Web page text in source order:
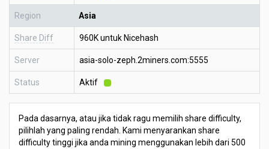
Region Asia
Share Diff 960K untuk Nicehash
Server asia-solo-zeph.2miners.com:5555
Status Aktif
Pada dasarnya, atau jika tidak ragu memilih share difficulty,
pilihlah yang paling rendah. Kami menyarankan share
difficulty tinggi jika anda mining menggunakan lebih dari 500